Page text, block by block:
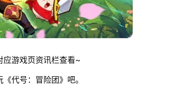
应游戏页资讯栏查看~
代号：冒险团》吧。